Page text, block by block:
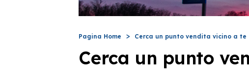
Pagina Home Cerca un punto vendita vicino a te
Cerca un punto